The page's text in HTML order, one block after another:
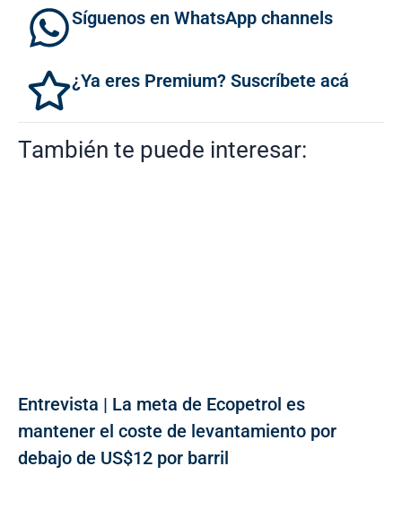
Síguenos en WhatsApp channels
¿Ya eres Premium? Suscríbete acá
También te puede interesar:
Entrevista | La meta de Ecopetrol es
mantener el coste de levantamiento por
debajo de US$12 por barril